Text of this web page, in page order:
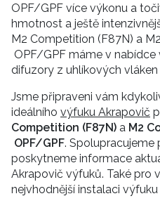
OPF/GPF více výkonu a
hmotnost a ještě
M2 Competition (F87N) a
OPF/GPF máme v
difuzory z uhlíkových vláken
Jsme připraveni vám
ideálního výfuku Akrapovič
Competition (F87N) a M2
OPF/GPF. Spolupracujeme
poskytneme informace
Akrapovič výfuků. Také pro
nejvhodnější instalaci